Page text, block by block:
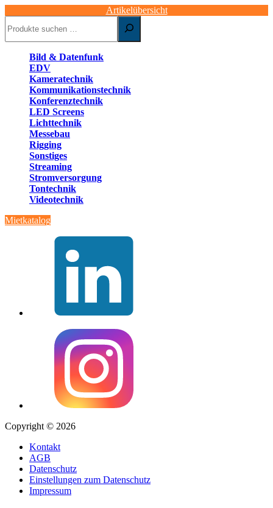
Artikelübersicht
Bild & Datenfunk
EDV
Kameratechnik
Kommunikationstechnik
Konferenztechnik
LED Screens
Lichttechnik
Messebau
Rigging
Sonstiges
Streaming
Stromversorgung
Tontechnik
Videotechnik
Mietkatalog
Copyright © 2026
Kontakt
AGB
Datenschutz
Einstellungen zum Datenschutz
Impressum